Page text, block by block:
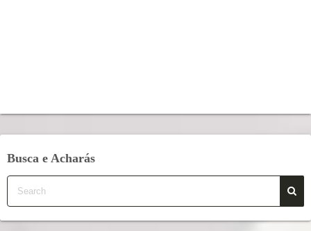
Busca e Acharás